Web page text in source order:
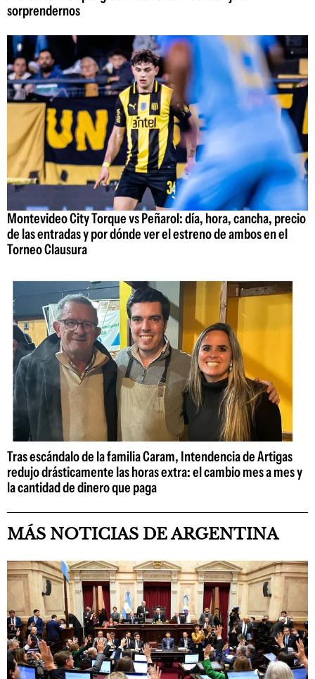
sorprendernos
Montevideo City Torque vs Peñarol: día, hora, cancha, precio
de las entradas y por dónde ver el estreno de ambos en el
Torneo Clausura
Tras escándalo de la familia Caram, Intendencia de Artigas
redujo drásticamente las horas extra: el cambio mes a mes y
la cantidad de dinero que paga
MÁS NOTICIAS DE ARGENTINA